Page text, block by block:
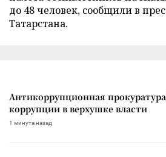
до 48 человек, сообщили в
Татарстана.
Антикоррупционная
коррупции в верхушке власти
1 минута назад